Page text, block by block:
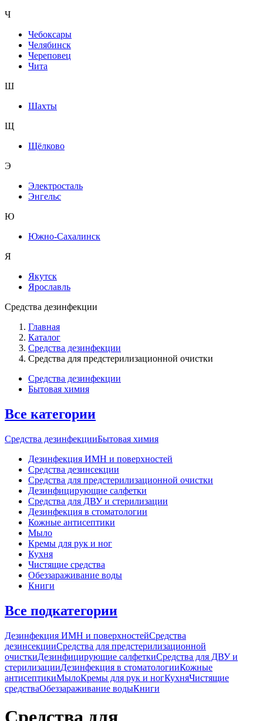
Ч
Чебоксары
Челябинск
Череповец
Чита
Ш
Шахты
Щ
Щёлково
Э
Электросталь
Энгельс
Ю
Южно-Сахалинск
Я
Якутск
Ярославль
Средства дезинфекции
Главная
Каталог
Средства дезинфекции
Средства для предстерилизационной очистки
Средства дезинфекции
Бытовая химия
Все категории
Средства дезинфекцииБытовая химия
Дезинфекция ИМН и поверхностей
Средства дезинсекции
Средства для предстерилизационной очистки
Дезинфицирующие салфетки
Средства для ДВУ и cтерилизации
Дезинфекция в стоматологии
Кожные антисептики
Мыло
Кремы для рук и ног
Кухня
Чистящие средства
Обеззараживание воды
Книги
Все подкатегории
Дезинфекция ИМН и поверхностейСредства
дезинсекцииСредства для предстерилизационной
очисткиДезинфицирующие салфеткиСредства для ДВУ и
cтерилизацииДезинфекция в стоматологииКожные
антисептикиМылоКремы для рук и ногКухняЧистящие
средстваОбеззараживание водыКниги